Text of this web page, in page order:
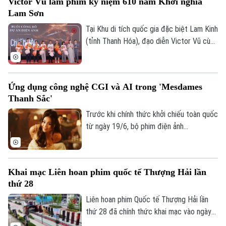
Tòa soạn
0865.116.699 (hotline)
Tòa soạn
0865.116.699
chiếu từ 3 - 5 ngày.
Lam Sơn
Tại Khu di tích quốc gia đặc biệt Lam Kinh
(tỉnh Thanh Hóa), đạo diễn Victor Vũ cùng
là bước ngoặt tâm huyết của vị đạo diễn,
hào dân tộc nhân dịp kỷ niệm 610 năm
cuộc khởi nghĩa.
Ứng dụng công nghệ CGI và AI trong 'Mesdames
Thanh Sắc'
Trước khi chính thức khởi chiếu toàn quốc
từ ngày 19/6, bộ phim điện ảnh
diễn viên tên tuổi mà còn ở sự đầu tư lớn
Gòn thập niên 1960.
Khai mạc Liên hoan phim quốc tế Thượng Hải lần
thứ 28
Liên hoan phim Quốc tế Thượng Hải lần
thứ 28 đã chính thức khai mạc vào ngày